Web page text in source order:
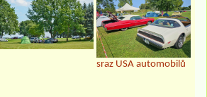
sraz USA automobilů